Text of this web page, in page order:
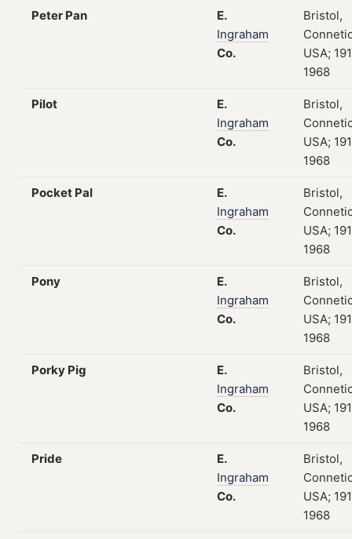
Peter Pan
E.
Ingraham
Co.
Bristol,
USA;
1968
Pilot
E.
Ingraham
Co.
Bristol,
USA;
1968
Pocket Pal
E.
Ingraham
Co.
Bristol,
USA;
1968
Pony
E.
Ingraham
Co.
Bristol,
USA;
1968
Porky Pig
E.
Ingraham
Co.
Bristol,
USA;
1968
Pride
E.
Ingraham
Co.
Bristol,
USA;
1968